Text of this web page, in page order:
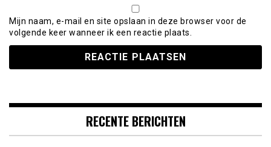
Mijn naam, e-mail en site opslaan in deze browser voor de
volgende keer wanneer ik een reactie plaats.
RECENTE BERICHTEN